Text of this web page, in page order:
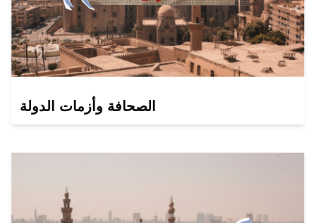
الصحافة وأزمات الدولة